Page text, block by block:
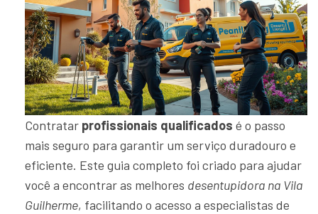
Contratar profissionais qualificados é o passo
mais seguro para garantir um serviço duradouro e
eficiente. Este guia completo foi criado para ajudar
você a encontrar as melhores desentupidora na Vila
Guilherme, facilitando o acesso a especialistas de